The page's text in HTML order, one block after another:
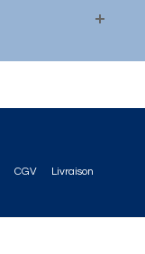
CGV Livraison